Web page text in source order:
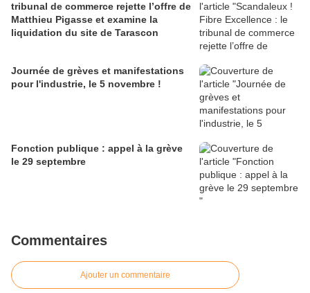
tribunal de commerce rejette l’offre de
Matthieu Pigasse et examine la
liquidation du site de Tarascon
Journée de grèves et manifestations
pour l'industrie, le 5 novembre !
Fonction publique : appel à la grève
le 29 septembre
Commentaires
Ajouter un commentaire